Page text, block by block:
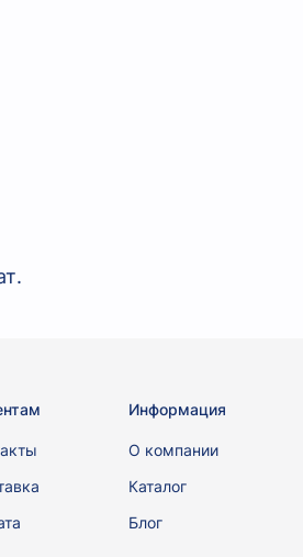
Информация
О компании
Каталог
Блог